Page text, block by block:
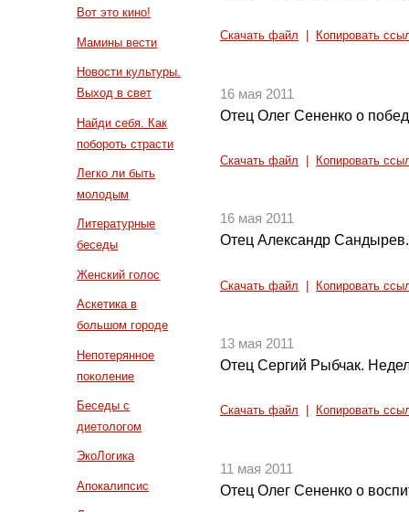
Вот это кино!
Мамины вести
Новости культуры.
Выход в свет
Найди себя. Как
побороть страсти
Легко ли быть
молодым
Литературные
беседы
Женский голос
Аскетика в
большом городе
Непотерянное
поколение
Беседы с
диетологом
ЭкоЛогика
Апокалипсис
Скачать файл Копировать
16 мая 2011
Отец Олег Сененко о
Скачать файл Копировать
16 мая 2011
Отец Александр
Скачать файл Копировать
13 мая 2011
Отец Сергий Рыбчак.
Скачать файл Копировать
11 мая 2011
Отец Олег Сененко о